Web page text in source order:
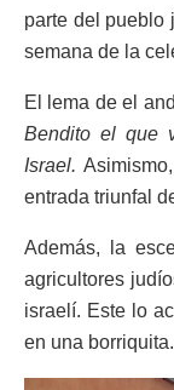
parte del pueblo
semana de la
El lema de el
Bendito el que
Israel.
entrada triunfal
Además, la
agricultores
israelí. Este lo
en una borriquita.